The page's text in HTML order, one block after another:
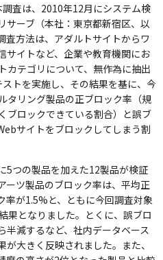
査は、2010年12月にシステム検
サーブ（本社：東京都新宿区、以
査方法は、アダルトサイトからワ
サイトなど、企業や教育機関にお
カテゴリについて、無作為に抽出
トを実施し、その結果を基に、今
タリング製品の正ブロック率（規
ブロックできている割合）と誤ブ
サイトをブロックしてしまう割
5つの製品を加えた12製品が検証
ーツ製品のブロック率は、平均正
率が1.5%と、ともに今回調査対象
果となりました。とくに、誤ブロ
半減するなど、社内データベース
大きく反映されました。また、